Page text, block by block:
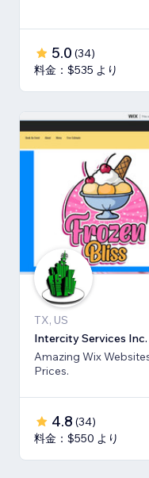
5.0 (34)
料金：$535 より
TX, US
Intercity Services Inc.
Amazing Wix
Prices.
4.8 (34)
料金：$550 より